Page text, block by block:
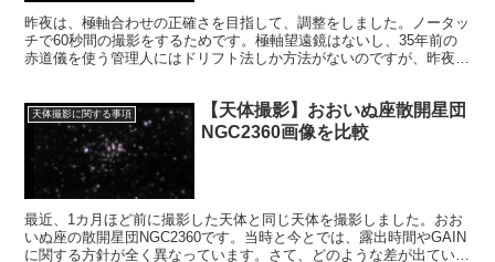
昨夜は、極軸合わせの正確さを目指して、調整をしました。ノータッ
チで60秒間の撮影をするためです。極軸望遠鏡はないし、35年前の
赤道儀を使う管理人にはドリフト法しか方法がないのですが、昨夜は
天体撮影に関する事項
【天体撮影】おおいぬ座散開星団
NGC2360画像を比較
最近、1カ月ほど前に撮影した天体と同じ天体を撮影しました。おお
いぬ座の散開星団NGC2360です。当時と今とでは、露出時間やGAIN
に関する方針が全く異なっています。さて、どのような差が出ている